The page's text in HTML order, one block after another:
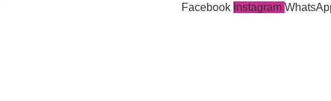
Facebook Instagram